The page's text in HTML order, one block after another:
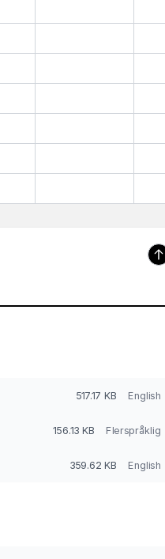
517.17 KB English
156.13 KB Flerspråklig
359.62 KB English